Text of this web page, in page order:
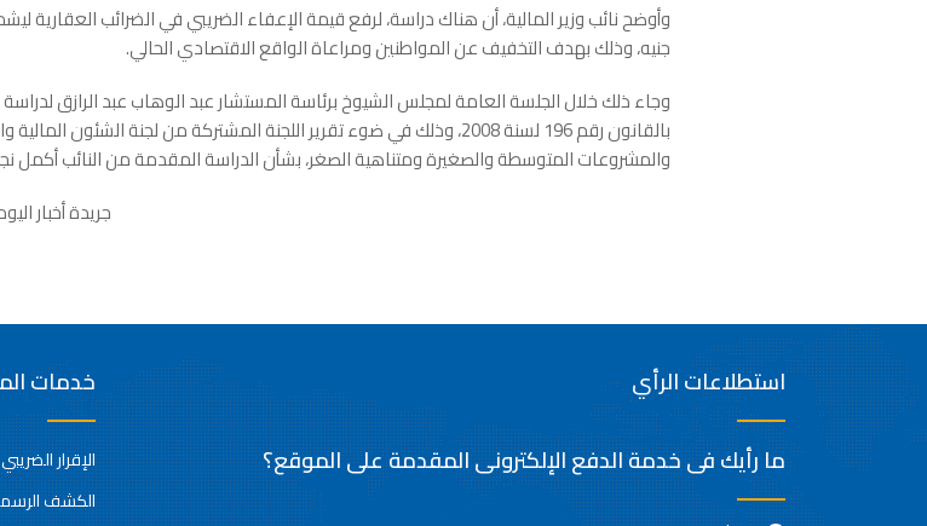
جنيه، وذلك بهدف التخفيف عن المواطنين ومراعاة الواقع الاقتصادي الحالي.
وجاء ذلك خلال الجلسة العامة لمجلس الشيوخ برئاسة المستشار عبد الوهاب عبد الرازق لدراسة
بالقانون رقم 196 لسنة 2008، وذلك في ضوء تقرير اللجنة المشتركة من لجنة
والمشروعات المتوسطة والصغيرة ومتناهية الصغر، بشأن الدراسة المقدمة من النائب أكمل
جريدة أخبار
استطلاعات الرأي
ما رأيك فى خدمة الدفع الإلكترونى المقدمة على الموقع؟
خدمات
الإقرار
الكشف